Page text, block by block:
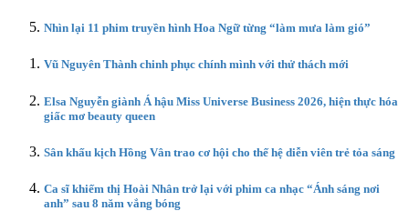
Nhìn lại 11 phim truyền hình Hoa Ngữ từng “làm mưa làm gió”
Vũ Nguyên Thành chinh phục chính mình với thử thách mới
Elsa Nguyễn giành Á hậu Miss Universe Business 2026, hiện thực hóa
giấc mơ beauty queen
Sân khấu kịch Hồng Vân trao cơ hội cho thế hệ diễn viên trẻ tỏa sáng
Ca sĩ khiếm thị Hoài Nhân trở lại với phim ca nhạc “Ánh sáng nơi
anh” sau 8 năm vắng bóng